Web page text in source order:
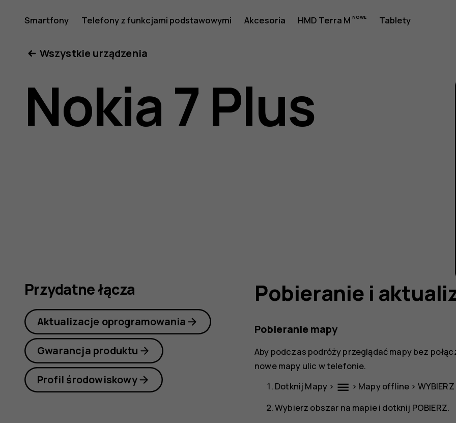
Instrukcja
obsługi
telefonu
Plus
Smartfony Telefony z funkcjami podstawowymi Akcesoria HMD Terra M Tablety
Wszystkie urządzenia
Nokia 7 Plus
Pobieranie i
Pobieranie mapy
Aby podczas podróży przeglądać mapy bez
nowe mapy ulic w telefonie.
Dotknij Mapy > menu > Mapy offline >
Wybierz obszar na mapie i dotknij POBIERZ.
Przydatne łącza
Aktualizacje oprogramowania
Gwarancja produktu
Profil środowiskowy